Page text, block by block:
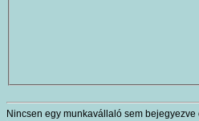
Nincsen egy munkavállaló sem